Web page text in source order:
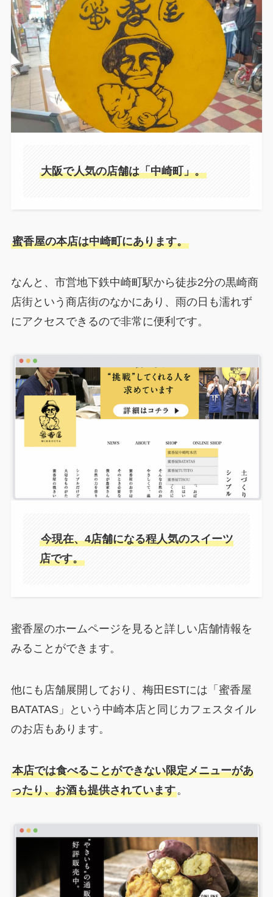
大阪で人気の店舗は「中崎町」。
蜜香屋の本店は中崎町にあります。
なんと、市営地下鉄中崎町駅から徒歩2分の黒崎商
店街という商店街のなかにあり、雨の日も濡れず
にアクセスできるので非常に便利です。
今現在、4店舗になる程人気のスイーツ
店です。
蜜香屋のホームページを見ると詳しい店舗情報を
みることができます。
他にも店舗展開しており、梅田ESTには「蜜香屋
BATATAS」という中崎本店と同じカフェスタイル
のお店もあります。
本店では食べることができない限定メニューがあ
ったり、お酒も提供されています。